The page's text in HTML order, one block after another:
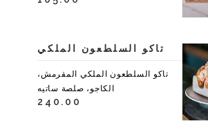
تاكو السلطعون الملكي
تاكو السلطعون الملكي المقرمش،
الكاجو، صلصة ساتيه
240.00